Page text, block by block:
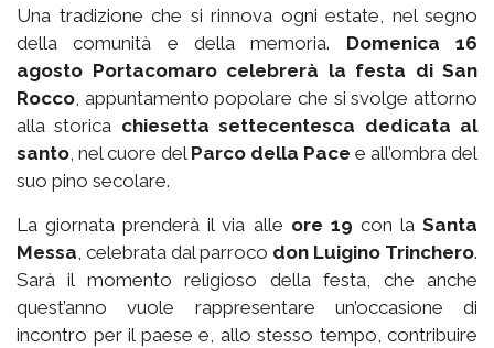
Una tradizione che si rinnova ogni estate, nel segno
della comunità e della memoria. Domenica 16
agosto Portacomaro celebrerà la festa di San
Rocco, appuntamento popolare che si svolge attorno
alla storica chiesetta settecentesca dedicata al
santo, nel cuore del Parco della Pace e all’ombra del
suo pino secolare.
La giornata prenderà il via alle ore 19 con laSanta
Messa, celebrata dal parroco don Luigino Trinchero.
Sarà il momento religioso della festa, che anche
quest’anno vuole rappresentare un’occasione di
incontro per il paese e, allo stesso tempo, contribuire